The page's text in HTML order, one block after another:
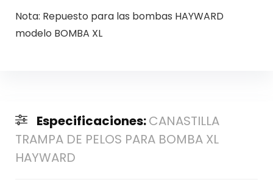
Nota: Repuesto para las bombas HAYWARD
modelo BOMBA XL
Especificaciones:CANASTILLA
TRAMPA DE PELOS PARA BOMBA XL
HAYWARD